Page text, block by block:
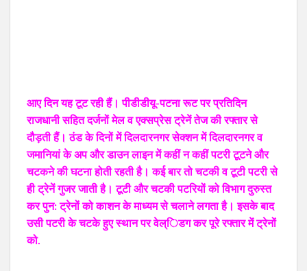
आए दिन यह टूट रही हैं। पीडीडीयू-पटना रूट पर प्रतिदिन
राजधानी सहित दर्जनों मेल व एक्सप्रेस ट्रेनें तेज की रफ्तार से
दौड़ती हैं। ठंड के दिनों में दिलदारनगर सेक्शन में दिलदारनगर व
जमानियां के अप और डाउन लाइन में कहीं न कहीं पटरी टूटने और
चटकने की घटना होती रहती है। कई बार तो चटकी व टूटी पटरी से
ही ट्रेनें गुजर जाती है। टूटी और चटकी पटरियों को विभाग दुरुस्त
कर पुन: ट्रेनों को काशन के माध्यम से चलाने लगता है। इसके बाद
उसी पटरी के चटके हुए स्थान पर वेल्िडग कर पूरे रफ्तार में ट्रेनों
को.